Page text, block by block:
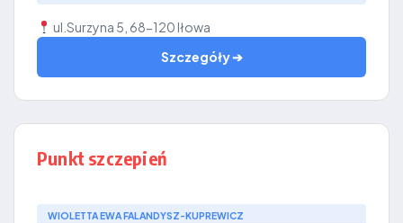
ul.Surzyna 5, 68-120 Iłowa
Szczegóły ➔
Punkt szczepień
WIOLETTA EWA FALANDYSZ-KUPREWICZ